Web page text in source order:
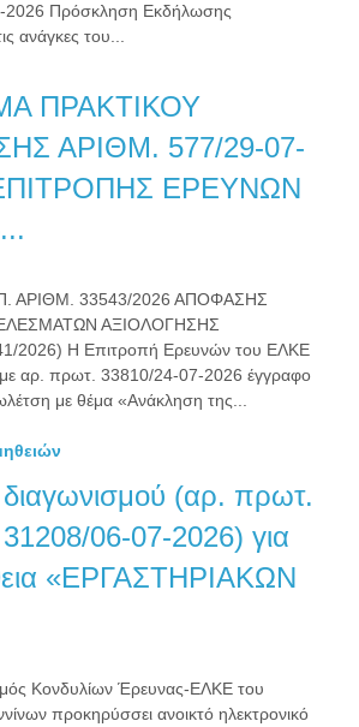
Πρόσκληση Εκδήλωσης
ανάγκες του...
ΠΡΑΚΤΙΚΟΥ
ΑΡΙΘΜ. 577/29-07-
ΕΡΕΥΝΩΝ
ΑΡΙΘΜ. 33543/2026 ΑΠΟΦΑΣΗΣ
ΑΞΙΟΛΟΓΗΣΗΣ
2026) Η Επιτροπή Ερευνών του ΕΛΚΕ
αρ. πρωτ. 33810/24-07-2026 έγγραφο
με θέμα «Ανάκληση της...
(αρ. πρωτ.
06-07-2026) για
«ΕΡΓΑΣΤΗΡΙΑΚΩΝ
Κονδυλίων Έρευνας-ΕΛΚΕ του
προκηρύσσει ανοικτό ηλεκτρονικό